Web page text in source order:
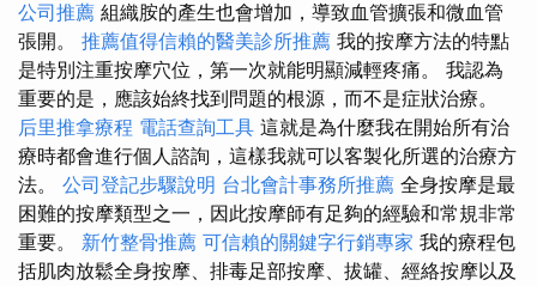
公司推薦 組織胺的產生也會增加，導致血管擴張和微血管
張開。 推薦值得信賴的醫美診所推薦 我的按摩方法的特點
是特別注重按摩穴位，第一次就能明顯減輕疼痛。 我認為
重要的是，應該始終找到問題的根源，而不是症狀治療。
后里推拿療程 電話查詢工具 這就是為什麼我在開始所有治
療時都會進行個人諮詢，這樣我就可以客製化所選的治療方
法。 公司登記步驟說明 台北會計事務所推薦 全身按摩是最
困難的按摩類型之一，因此按摩師有足夠的經驗和常規非常
重要。 新竹整骨推薦 可信賴的關鍵字行銷專家 我的療程包
括肌肉放鬆全身按摩、排毒足部按摩、拔罐、經絡按摩以及